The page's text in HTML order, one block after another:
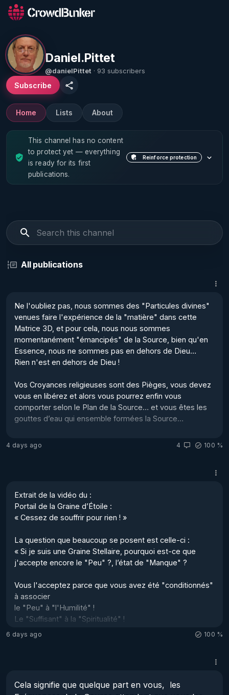
Daniel.Pittet
@danielPittet · 93 subscribers
Subscribe
Home Lists About
This channel has no content
to protect yet — everything
is ready for its first
publications.
Reinforce protection
All publications
Ne l'oubliez pas, nous sommes des "Particules divines"
venues faire l'expérience de la "matière" dans cette
Matrice 3D, et pour cela, nous nous sommes
momentanément "émancipés" de la Source, bien qu'en
Essence, nous ne sommes pas en dehors de Dieu…
Rien n'est en dehors de Dieu !
Vos Croyances religieuses sont des Pièges, vous devez
vous en libérez et alors vous pourrez enfin vous
comporter selon le Plan de la Source… et vous êtes les
gouttes d’eau qui ensemble formées la Source…
Je conçois que ce message puisse être pour vous, pure
notre Paradis, et cela a été criminel de la part des
religions de nous pourrir la vie avec ces fausses indic...
4 days ago 4 100 %
Extrait de la vidéo du :
Portail de la Graine d’Étoile :
« Cessez de souffrir pour rien ! »
La question que beaucoup se posent est celle-ci :
« Si je suis une Graine Stellaire, pourquoi est-ce que
j'accepte encore le "Peu" ?, l’état de "Manque" ?
Vous l'acceptez parce que vous avez été "conditionnés"
à associer
le "Peu" à "l'Humilité" !
Le "Suffisant" à la "Spiritualité" !
La "Rareté" à la "Vertu" !
que "vouloir plus" est de la cupidité ; qu'exiger
6 days ago 100 %
Cela signifie que quelque part en vous,  les